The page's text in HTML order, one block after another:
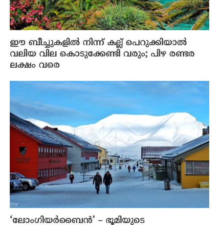
ഈ ബീച്ചുകളിൽ നിന്ന് കല്ല് പെറുക്കിയാൽ
വലിയ വില കൊടുക്കേണ്ടി വരും; പിഴ രണ്ടര
ലക്ഷം വരെ
‘ലോംഗിയർബൈൻ’ – ഭൂമിയുടെ